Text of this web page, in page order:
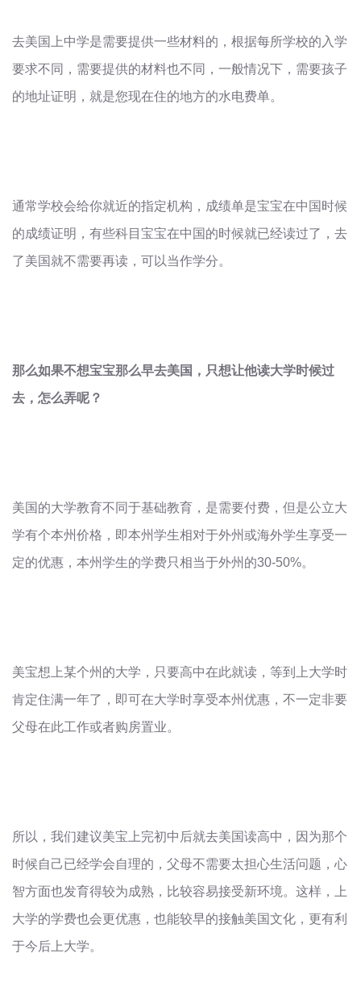
去美国上中学是需要提供一些材料的，根据每所学校的入学
要求不同，需要提供的材料也不同，一般情况下，需要孩子
的地址证明，就是您现在住的地方的水电费单。
通常学校会给你就近的指定机构，成绩单是宝宝在中国时候
的成绩证明，有些科目宝宝在中国的时候就已经读过了，去
了美国就不需要再读，可以当作学分。
那么如果不想宝宝那么早去美国，只想让他读大学时候过
去，怎么弄呢？
美国的大学教育不同于基础教育，是需要付费，但是公立大
学有个本州价格，即本州学生相对于外州或海外学生享受一
定的优惠，本州学生的学费只相当于外州的30-50%。
美宝想上某个州的大学，只要高中在此就读，等到上大学时
肯定住满一年了，即可在大学时享受本州优惠，不一定非要
父母在此工作或者购房置业。
所以，我们建议美宝上完初中后就去美国读高中，因为那个
时候自己已经学会自理的，父母不需要太担心生活问题，心
智方面也发育得较为成熟，比较容易接受新环境。这样，上
大学的学费也会更优惠，也能较早的接触美国文化，更有利
于今后上大学。